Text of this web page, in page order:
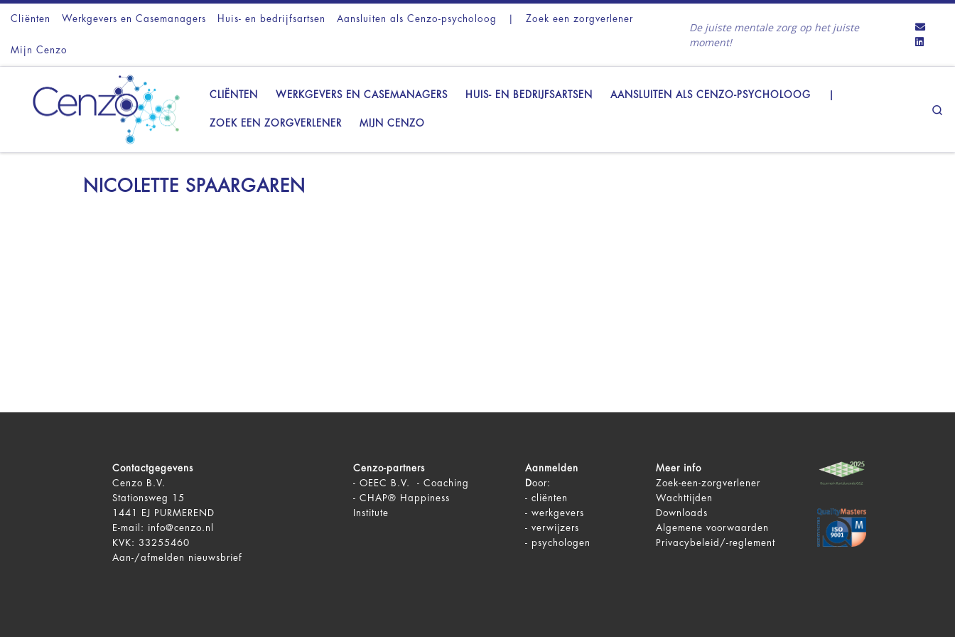
Ga naar inhoud
Cliënten Werkgevers en Casemanagers Huis- en bedrijfsartsen Aansluiten als Cenzo-psycholoog Zoek een zorgverlener
Mijn Cenzo
De juiste mentale zorg op het juiste
moment!
CLIËNTEN WERKGEVERS EN CASEMANAGERS HUIS- EN BEDRIJFSARTSEN AANSLUITEN ALS CENZO-PSYCHOLOOG
ZOEK EEN ZORGVERLENER MIJN CENZO
NICOLETTE SPAARGAREN
Contactgegevens
Cenzo B.V.
Stationsweg 15
1441 EJ PURMEREND
E-mail:
info@cenzo.nl
KVK: 33255460
Aan-/afmelden
nieuwsbrief
Cenzo-partners
- OEEC B.V. - Coaching
- CHAP® Happiness
Institute
Aanmelden
Door:
-cliënten
-werkgevers
-verwijzers
- psychologen
Meer info
Zoek-een-zorgverlener
Wachttijden
Downloads
Algemene voorwaarden
Privacybeleid/-reglement